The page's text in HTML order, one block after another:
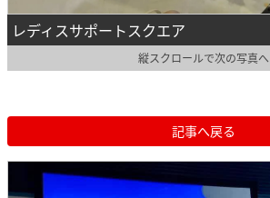
レディスサポートスクエア
縦スクロールで次の写真へ
記事へ戻る